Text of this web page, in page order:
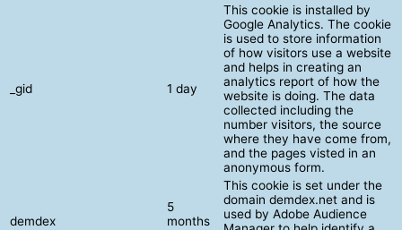
_gid 1 day
This cookie is installed by
Google Analytics. The cookie
is used to store information
of how visitors use a website
and helps in creating an
analytics report of how the
website is doing. The data
collected including the
number visitors, the source
where they have come from,
and the pages visted in an
anonymous form.
demdex
5
months
This cookie is set under the
domain demdex.net and is
used by Adobe Audience